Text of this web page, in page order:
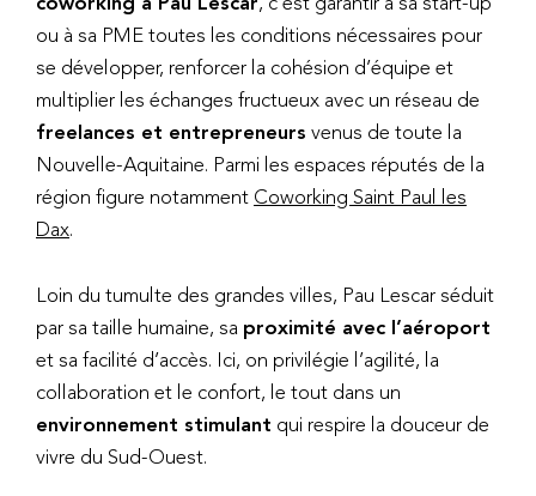
ou à sa PME toutes les conditions nécessaires pour
se développer, renforcer la cohésion d’équipe et
multiplier les échanges fructueux avec un réseau de
freelances et entrepreneurs venus de toute la
Nouvelle-Aquitaine. Parmi les espaces réputés de la
région figure notamment Coworking Saint Paul les
Dax.
Loin du tumulte des grandes villes, Pau Lescar séduit
par sa taille humaine, sa proximité avec l’aéroport
et sa facilité d’accès. Ici, on privilégie l’agilité, la
collaboration et le confort, le tout dans un
environnement stimulant qui respire la douceur de
vivre du Sud-Ouest.